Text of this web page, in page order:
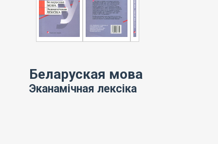
Беларуская мова
Эканамічная лексіка